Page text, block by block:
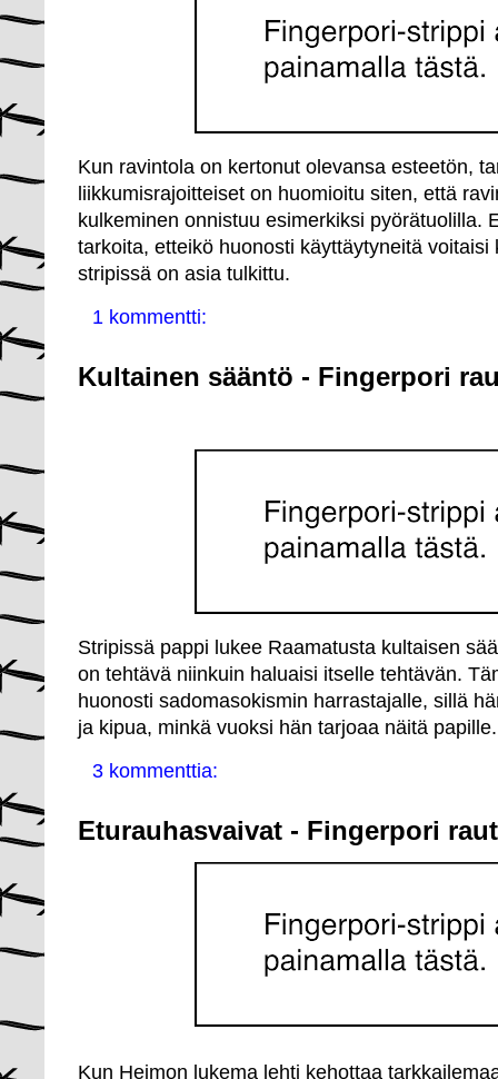
Kun ravintola on kertonut olevansa esteetön,
liikkumisrajoitteiset on huomioitu siten, että
kulkeminen onnistuu esimerkiksi pyörätuolilla.
tarkoita, etteikö huonosti käyttäytyneitä
stripissä on asia tulkittu.
1 kommentti:
Kultainen sääntö - Fingerpori
Stripissä pappi lukee Raamatusta kultaisen
on tehtävä niinkuin haluaisi itselle tehtävän.
huonosti sadomasokismin harrastajalle, sillä
ja kipua, minkä vuoksi hän tarjoaa näitä papille.
3 kommenttia:
Eturauhasvaivat - Fingerpori
Kun Heimon lukema lehti kehottaa